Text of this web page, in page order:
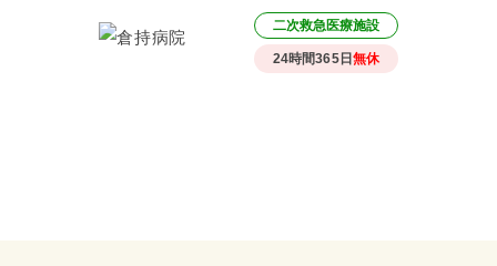
二次救急医療施設
24時間365日 無休